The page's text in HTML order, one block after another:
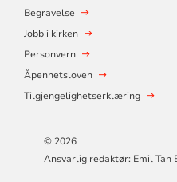
Begravelse
Jobb i kirken
Personvern
Åpenhetsloven
Tilgjengelighetserklæring
© 2026
Ansvarlig redaktør: Emil Tan